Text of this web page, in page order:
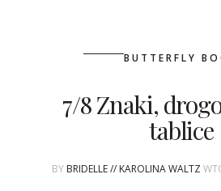
ŚLUBNE STYLE
BUTTERFLY
7/8 Znaki,
tablice
BY BRIDELLE // KAROLINA WALTZ